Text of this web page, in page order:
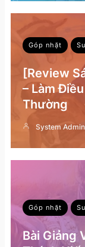
Góp nhặt
[Review
– Làm
Thường
System
Góp nhặt
Bài Giảng